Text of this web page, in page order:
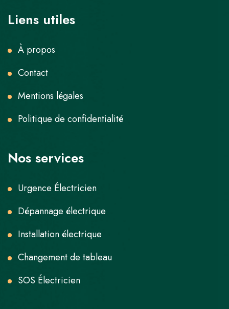
Liens utiles
À propos
Contact
Mentions légales
Politique de confidentialité
Nos services
Urgence Électricien
Dépannage électrique
Installation électrique
Changement de tableau
SOS Électricien